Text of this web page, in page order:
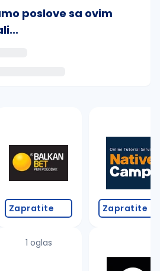
poslove sa ovim
greške (koristite č, ć, š, đ,
filtere pretrage
Zapratite
1 oglas
Zapratite